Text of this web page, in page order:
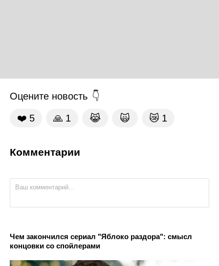
Оцените новость
❤️ 5 🙏 1 😹 🙀 😿 1
Комментарии
Чем закончился сериал "Яблоко раздора": смысл
концовки со спойлерами